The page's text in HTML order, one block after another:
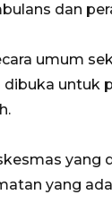
dan
umum
untuk
yang
yang